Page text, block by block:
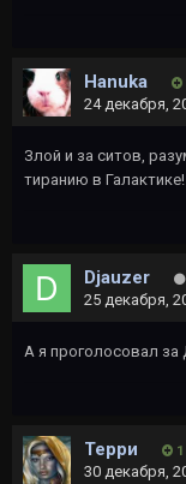
Hanuka
24 декабря,
Злой и за ситов,
тиранию в Галактике!
Djauzer
25 декабря,
А я проголосовал за
Терри 1
30 декабря,